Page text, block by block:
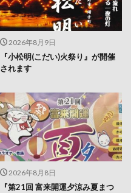
2026年8月9日
『小松明(こだい)火祭り』が開催
されます
2026年8月8日
『第21回 富来開運夕涼み夏まつ